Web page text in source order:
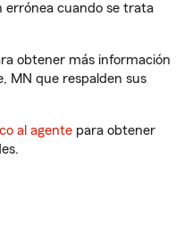
errónea cuando se trata
obtener más información
MN que respalden sus
al agente para obtener